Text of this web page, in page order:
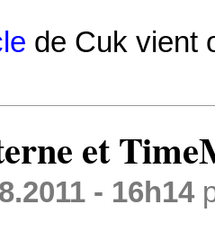
de Cuk vient
et
- 16h14